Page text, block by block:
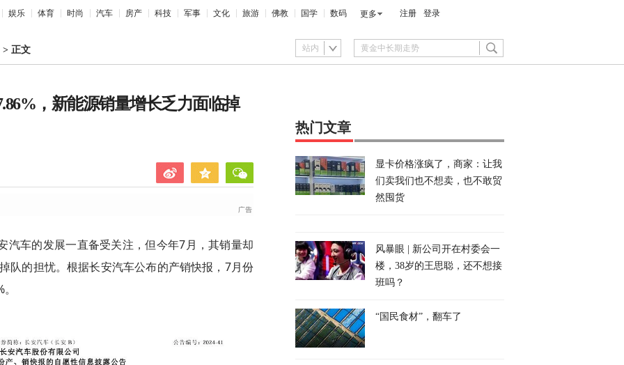
娱乐 体育 时尚 汽车 房产 科技 军事 文化 旅游 佛教 国学 数码 更多 注册 登录
> 正文 站内
，新能源销量增长乏力面临掉
汽车的发展一直备受关注，但今年7月，其销量却
队的担忧。根据长安汽车公布的产销快报，7月份
热门文章
显卡价格涨疯了，商家：让我
们卖我们也不想卖，也不敢贸
然囤货
风暴眼 | 新公司开在村委会一
楼，38岁的王思聪，还不想接
班吗？
“国民食材”，翻车了